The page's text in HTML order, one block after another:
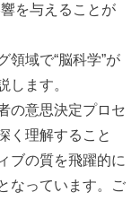
を与えることが
領域で“脳科学”が
します。
の意思決定プロセ
く理解すること
ブの質を飛躍的に
なっています。ご